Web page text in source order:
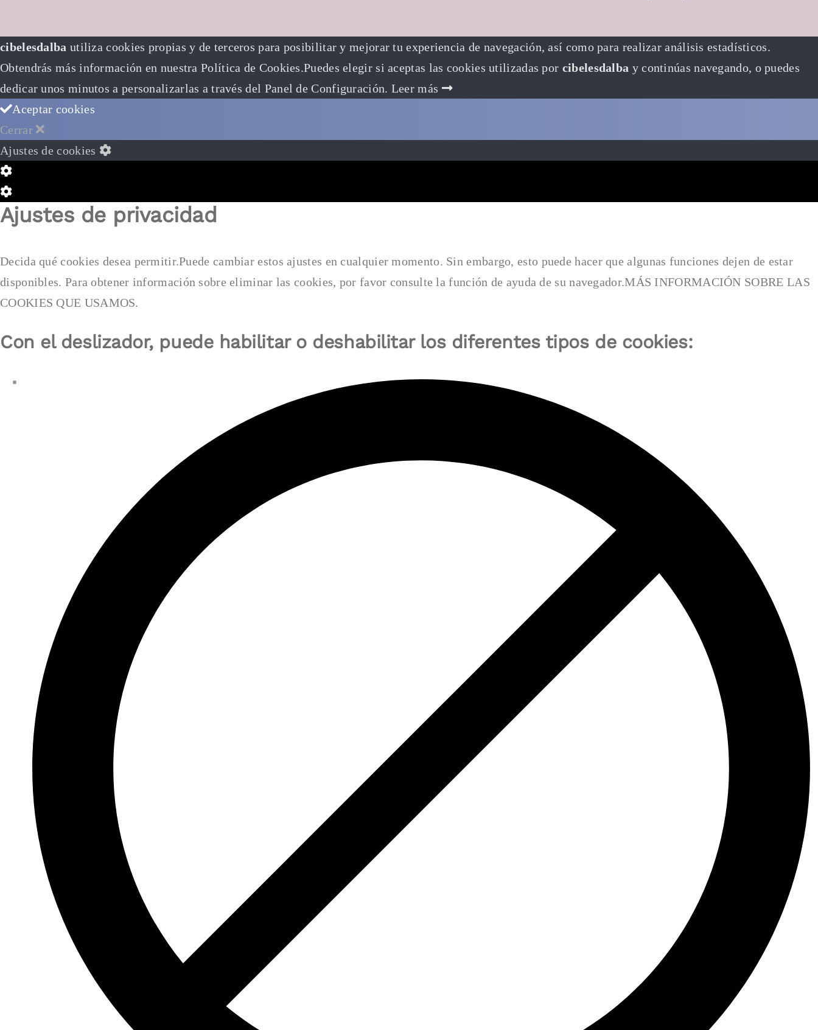
cibelesdalba utiliza cookies propias y de terceros para posibilitar y mejorar tu experiencia de navegación, así como para realizar análisis estadísticos.
Obtendrás más información en nuestra Política de Cookies.Puedes elegir si aceptas las cookies utilizadas por cibelesdalba y continúas navegando, o puedes
dedicar unos minutos a personalizarlas a través del Panel de Configuración. Leer más
Aceptar cookies
Cerrar
Ajustes de cookies
Configuración
de
Cookie
Configuración
de
Ajustes de privacidad
Decida qué cookies desea permitir.Puede cambiar estos ajustes en cualquier momento. Sin embargo, esto puede hacer que algunas funciones dejen de estar
disponibles. Para obtener información sobre eliminar las cookies, por favor consulte la función de ayuda de su navegador.MÁS INFORMACIÓN SOBRE LAS
COOKIES QUE USAMOS.
Con el deslizador, puede habilitar o deshabilitar los diferentes tipos de cookies: